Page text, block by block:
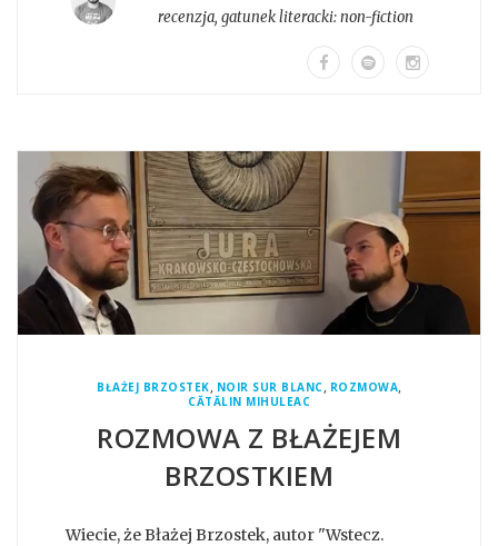
recenzja, gatunek literacki:non-fiction
BŁAŻEJ BRZOSTEK, NOIR SUR BLANC, ROZMOWA,
CĂTĂLIN MIHULEAC
ROZMOWA Z BŁAŻEJEM
BRZOSTKIEM
Wiecie, że Błażej Brzostek, autor "Wstecz.